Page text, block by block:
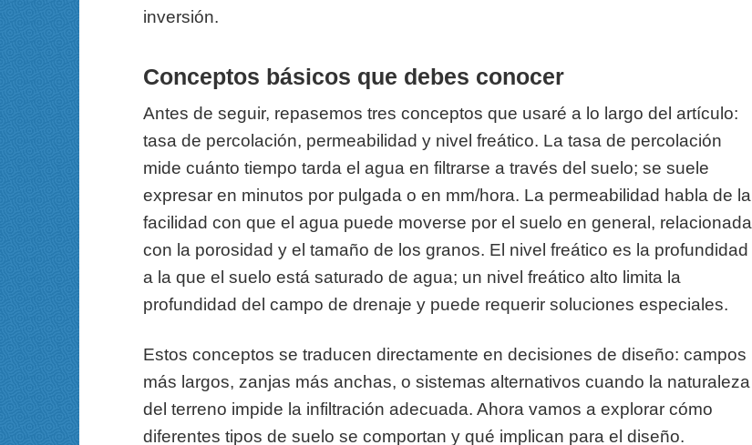
inversión.
Conceptos básicos que debes conocer
Antes de seguir, repasemos tres conceptos que usaré a lo largo del artículo:
tasa de percolación, permeabilidad y nivel freático. La tasa de percolación
mide cuánto tiempo tarda el agua en filtrarse a través del suelo; se suele
expresar en minutos por pulgada o en mm/hora. La permeabilidad habla de la
facilidad con que el agua puede moverse por el suelo en general, relacionada
con la porosidad y el tamaño de los granos. El nivel freático es la profundidad
a la que el suelo está saturado de agua; un nivel freático alto limita la
profundidad del campo de drenaje y puede requerir soluciones especiales.
Estos conceptos se traducen directamente en decisiones de diseño: campos
más largos, zanjas más anchas, o sistemas alternativos cuando la naturaleza
del terreno impide la infiltración adecuada. Ahora vamos a explorar cómo
diferentes tipos de suelo se comportan y qué implican para el diseño.